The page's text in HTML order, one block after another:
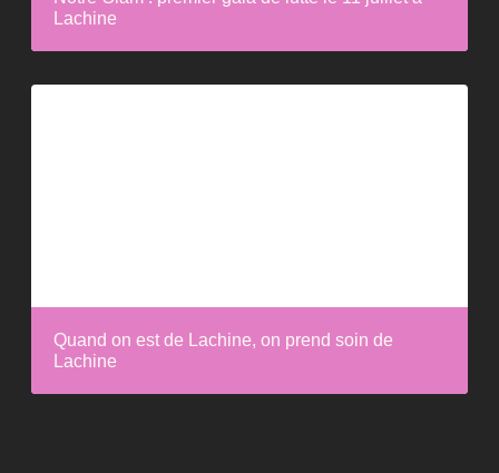
Lachine
Quand on est de Lachine, on prend soin de
Lachine